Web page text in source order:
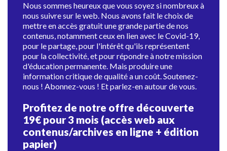
Nous sommes heureux que vous soyez si nombreux à
nous suivre sur le web. Nous avons fait le choix de
mettre en accès gratuit une grande partie de nos
contenus, notamment ceux en lien avec le Covid-19,
pour le partage, pour l'intérêt qu'ils représentent
pour la collectivité, et pour répondre à notre mission
d'éducation permanente. Mais produire une
information critique de qualité a un coût. Soutenez-
nous ! Abonnez-vous ! Et parlez-en autour de vous.
Profitez de notre offre découverte
19€ pour 3 mois (accès web aux
contenus/archives en ligne + édition
papier)